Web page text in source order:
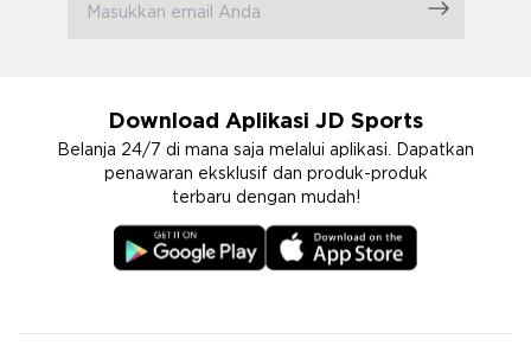
Download Aplikasi JD Sports
Belanja 24/7 di mana saja melalui aplikasi. Dapatkan
penawaran eksklusif dan produk-produk
terbaru dengan mudah!